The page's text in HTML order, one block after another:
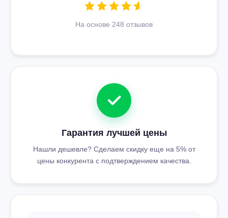
На основе 248 отзывов
Гарантия лучшей цены
Нашли дешевле? Сделаем скидку еще на 5% от
цены конкурента с подтверждением качества.